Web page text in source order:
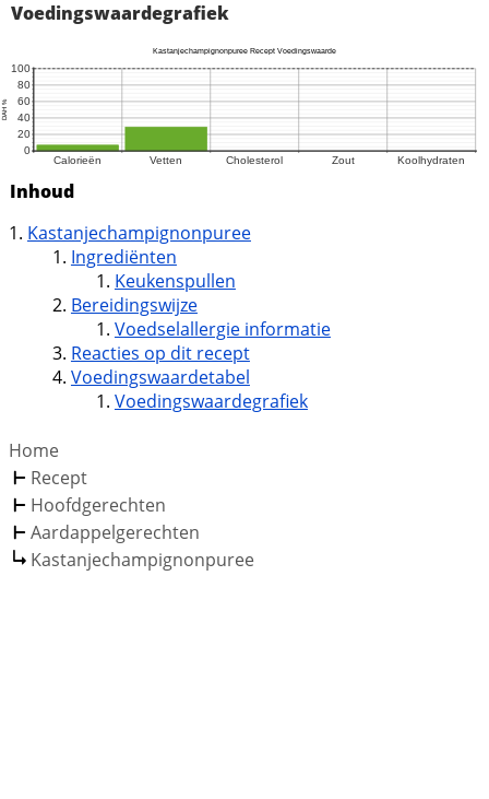
Voedingswaardegrafiek
Inhoud
Kastanjechampignonpuree
Ingrediënten
Keukenspullen
Bereidingswijze
Voedselallergie informatie
Reacties op dit recept
Voedingswaardetabel
Voedingswaardegrafiek
Home
Recept
Hoofdgerechten
Aardappelgerechten
Kastanjechampignonpuree